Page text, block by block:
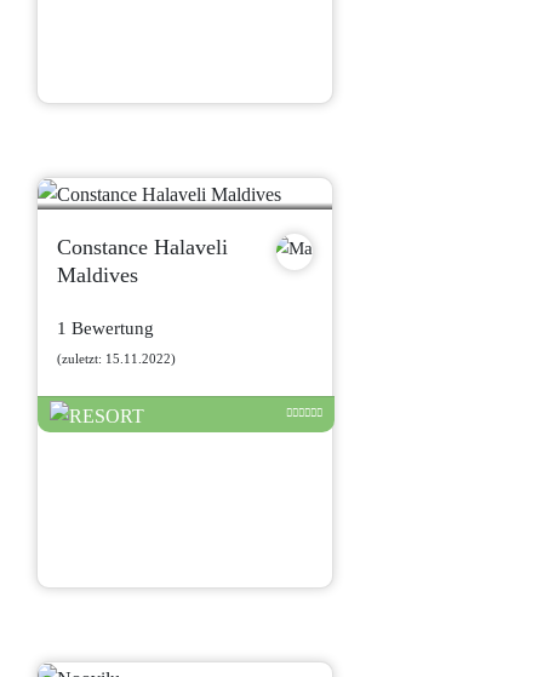
Constance Halaveli
Maldives
1 Bewertung
(zuletzt: 15.11.2022)